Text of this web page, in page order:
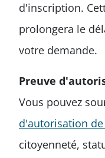
d'inscription.
prolongera le
votre demande.
Preuve
Vous pouvez
d'autorisation
citoyenneté,